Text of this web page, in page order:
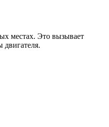
местах. Это вызывает
двигателя.